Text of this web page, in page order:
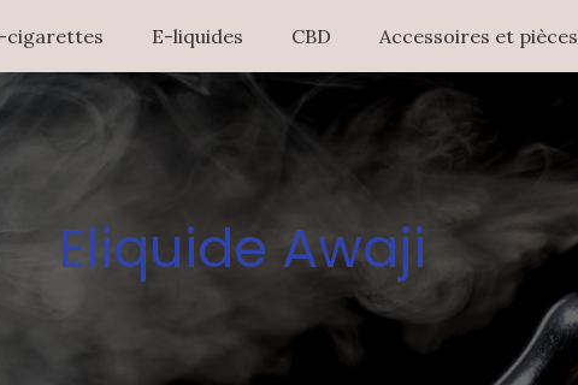
cigarettes E-liquides CBD Accessoires et pièces
Eliquide Awaji